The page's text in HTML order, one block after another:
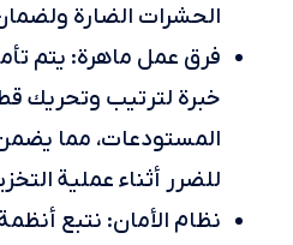
الحشرات الضارة
فرق عمل ماهرة: يتم
خبرة لترتيب وتحريك
المستودعات، مما
للضرر أثناء عملية
نظام الأمان: نتبع